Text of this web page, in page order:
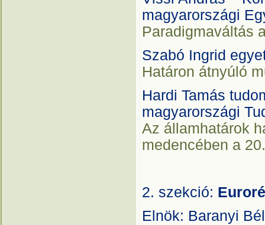
magyarországi
Paradigmaváltás
Szabó Ingrid
Határon átnyúló
Hardi Tamás
magyarországi
Az államhatárok
medencében a
2. szekció:
Elnök: Baranyi